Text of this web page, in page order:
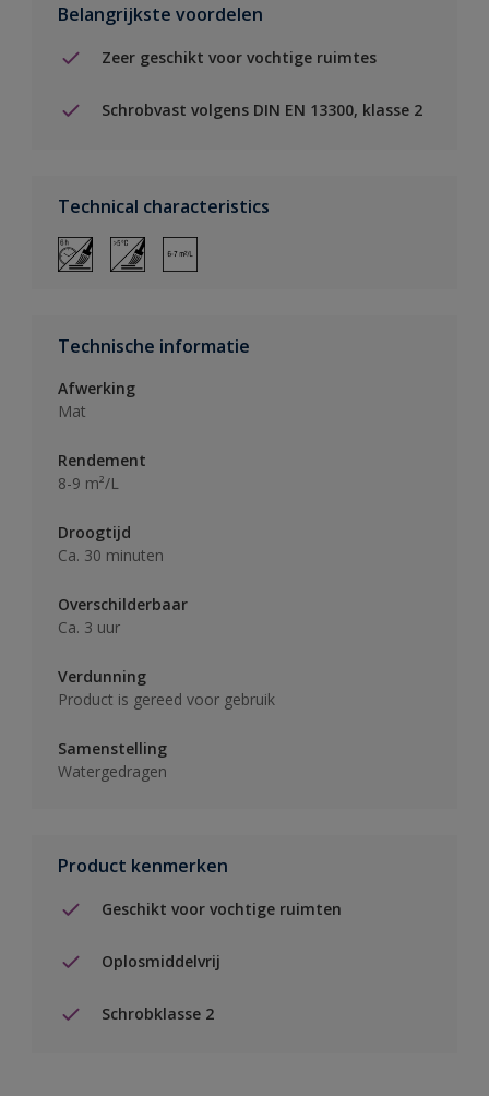
Belangrijkste voordelen
Zeer geschikt voor vochtige ruimtes
Schrobvast volgens DIN EN 13300, klasse 2
Technical characteristics
Technische informatie
Afwerking
Mat
Rendement
8-9 m²/L
Droogtijd
Ca. 30 minuten
Overschilderbaar
Ca. 3 uur
Verdunning
Product is gereed voor gebruik
Samenstelling
Watergedragen
Product kenmerken
Geschikt voor vochtige ruimten
Oplosmiddelvrij
Schrobklasse 2